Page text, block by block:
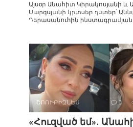
Այսօր Անահիտ Կիրակոսյանի և
Սարգսյանի կրտսեր դստեր՝
Դերասանուհին ինստագրամյան
ՇՈՈՒ-ԲԻԶՆԵՍ 0
«Հուզված եմ».